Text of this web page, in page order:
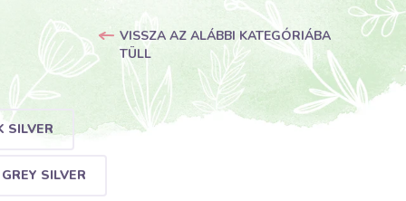
VISSZA AZ ALÁBBI KATEGÓRIÁBA
TÜLL
SILVER
SILVER